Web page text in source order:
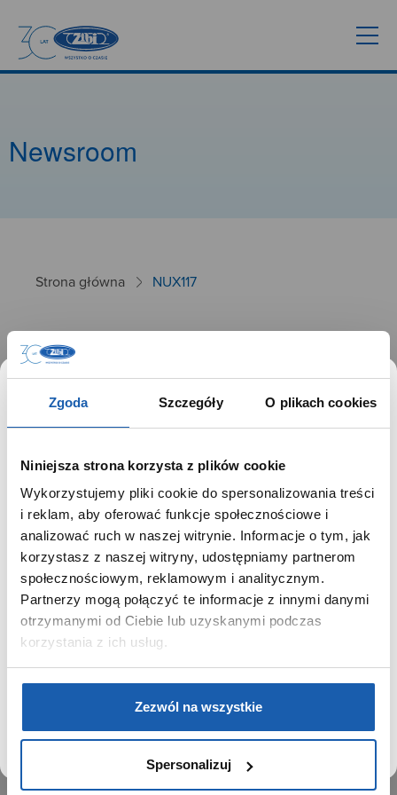
Zgoda Szczegóły O plikach cookies
Niniejsza strona korzysta z plików cookie
Wykorzystujemy pliki cookie do spersonalizowania treści
i reklam, aby oferować funkcje społecznościowe i
analizować ruch w naszej witrynie. Informacje o tym, jak
korzystasz z naszej witryny, udostępniamy partnerom
społecznościowym, reklamowym i analitycznym.
Partnerzy mogą połączyć te informacje z innymi danymi
otrzymanymi od Ciebie lub uzyskanymi podczas
korzystania z ich usług.
Zezwól na wszystkie
Spersonalizuj
Newsroom
Strona główna NUX117
NUX117
26.01.2025
GRUPA ZIBI
Historia
Misja, wizja i wartości Grupy Zibi
Ważne daty
Kariera
Zgoda na ciasteczka
PRODUKTY
Kalkulatory
SIECI SPRZEDAŻY
SZANOWNY UŻYTKOWNIKU,
SZANOWNA UŻYTKOWNICZKO
Używamy plików cookie w celach analitycznych,
statystycznych i marketingowych, w tym aby analizować
ruch w tej witrynie, optymalizować jej działanie oraz
zapamiętywać Twoje preferencje.